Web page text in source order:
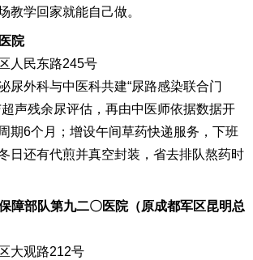
教学回家就能自己做。
院
人民东路245号
尿外科与中医科共建“尿路感染联合门
声残余尿评估，再由中医师依据数据开
期6个月；增设午间草药快递服务，下班
日还有代煎并真空封装，省去排队熬药时
障部队第九二〇医院（原成都军区昆明总
大观路212号